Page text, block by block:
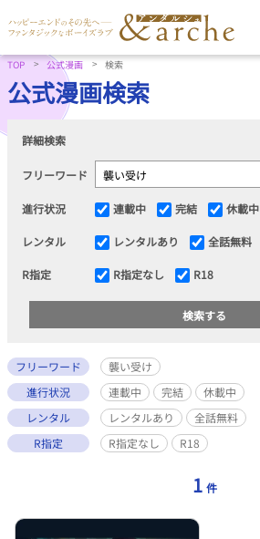
TOP 公式漫画 検索
公式漫画検索
詳細検索
フリーワード
進行状況 連載中 完結 休載中
レンタル レンタルあり 全話無料
R指定 R指定なし R18
フリーワード
襲い受け
進行状況
連載中 完結
休載中
レンタル
レンタルあり
全話無料
R指定
R指定なし R18
1 件